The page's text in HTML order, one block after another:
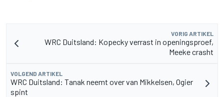
VORIG ARTIKEL
WRC Duitsland: Kopecky verrast in openingsproef,
Meeke crasht
VOLGEND ARTIKEL
WRC Duitsland: Tanak neemt over van Mikkelsen, Ogier
spint